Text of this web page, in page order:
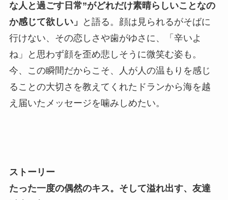
な人と過ごす日常”がどれだけ素晴らしいことなの
か感じて欲しい」
と語る。顔は見られるがそばに
行けない、その恋しさや歯がゆさに、「辛いよ
ね」と思わず顔を歪め悲しそうに微笑む姿も。
今、この瞬間だからこそ、人が人の温もりを感じ
ることの大切さを教えてくれたドランから海を越
え届いたメッセージを噛みしめたい。
ストーリー
たった一度の偶然のキス。そして溢れ出す、友達